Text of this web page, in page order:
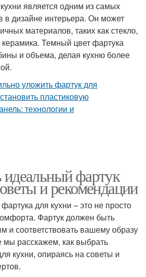
является одним из самых
в дизайне интерьера. Он может
материалов, таких как стекло,
керамика. Темный цвет фартука
и объема, делая кухню более
фартук
и рекомендации
для кухни – это не просто
Фартук должен быть
и соответствовать вашему образу
мы расскажем, как выбрать
кухни, опираясь на советы и